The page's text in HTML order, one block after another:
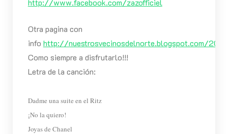
http://www.facebook.com/zazofficiel
Otra pagina con
info http://nuestrosvecinosdelnorte.blogspot.com/
Como siempre a disfrutarlo!!!
Letra de la canción:
Dadme una suite en el Ritz
¡No la quiero!
Joyas de Chanel